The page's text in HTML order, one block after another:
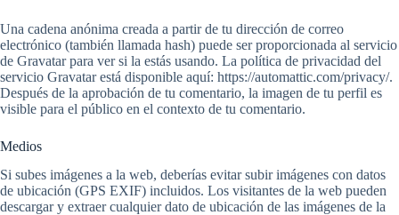
Una cadena anónima creada a partir de tu dirección de correo
electrónico (también llamada hash) puede ser proporcionada al servicio
de Gravatar para ver si la estás usando. La política de privacidad del
servicio Gravatar está disponible aquí: https://automattic.com/privacy/.
Después de la aprobación de tu comentario, la imagen de tu perfil es
visible para el público en el contexto de tu comentario.
Medios
Si subes imágenes a la web, deberías evitar subir imágenes con datos
de ubicación (GPS EXIF) incluidos. Los visitantes de la web pueden
descargar y extraer cualquier dato de ubicación de las imágenes de la